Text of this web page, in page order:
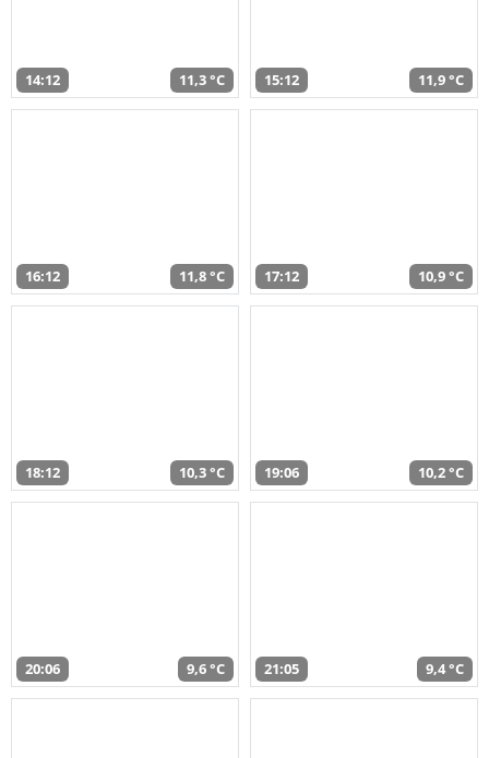
14:12 11,3 °C 15:12 11,9 °C
16:12 11,8 °C 17:12 10,9 °C
18:12 10,3 °C 19:06 10,2 °C
20:06 9,6 °C 21:05 9,4 °C